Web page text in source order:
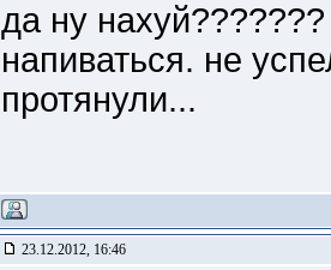
да ну
напиваться. не
протянули...
23.12.2012, 16:46